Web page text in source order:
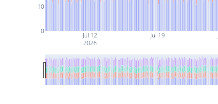
Jul 12
2026
Jul 19
0
10